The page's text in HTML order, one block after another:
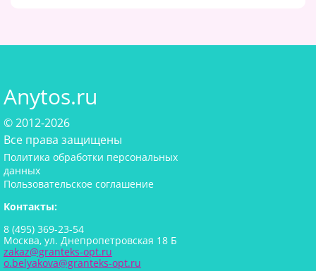
Anytos.ru
© 2012-2026
Все права защищены
Политика обработки персональных
данных
Пользовательское соглашение
Контакты:
8 (495) 369-23-54
Москва, ул. Днепропетровская 18 Б
zakaz@granteks-opt.ru
o.belyakova@granteks-opt.ru